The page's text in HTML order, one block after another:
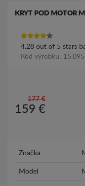
KRYT POD MOTOR
4.28 out of 5 stars
Kód výrobku: 15.095
177 €
159 €
Značka
Model